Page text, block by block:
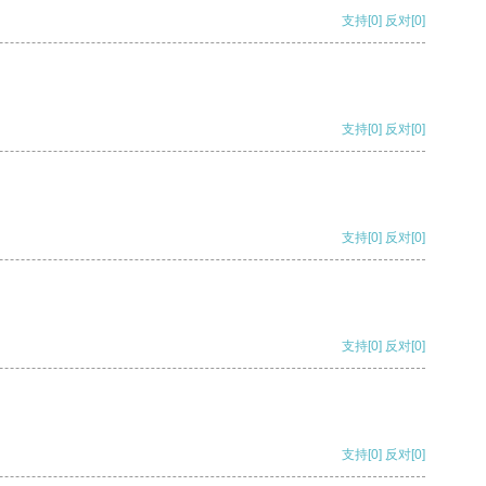
支持[0] 反对[0]
支持[0] 反对[0]
支持[0] 反对[0]
支持[0] 反对[0]
支持[0] 反对[0]